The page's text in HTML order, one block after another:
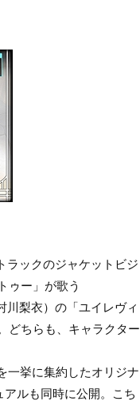
ラックのジャケットビジ
ゥー」が歌う
梨衣）の「ユイレヴィ
どちらも、キャラクター
一挙に集約したオリジナ
ルも同時に公開。こち